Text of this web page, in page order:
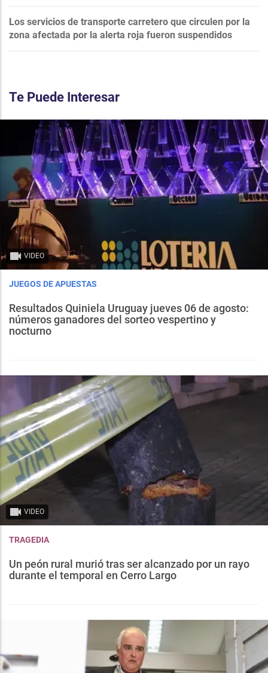
Los servicios de transporte carretero que circulen por la
zona afectada por la alerta roja fueron suspendidos
Te Puede Interesar
VIDEO
JUEGOS DE APUESTAS
Resultados Quiniela Uruguay jueves 06 de agosto:
números ganadores del sorteo vespertino y
nocturno
VIDEO
TRAGEDIA
Un peón rural murió tras ser alcanzado por un rayo
durante el temporal en Cerro Largo